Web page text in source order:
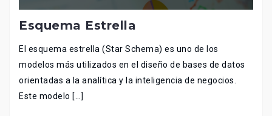
Esquema Estrella
El esquema estrella (Star Schema) es uno de los
modelos más utilizados en el diseño de bases de datos
orientadas a la analítica y la inteligencia de negocios.
Este modelo […]